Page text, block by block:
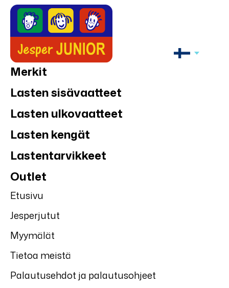
Merkit
Lasten sisävaatteet
Lasten ulkovaatteet
Lasten kengät
Lastentarvikkeet
Outlet
Etusivu
Jesperjutut
Myymälät
Tietoa meistä
Palautusehdot ja palautusohjeet